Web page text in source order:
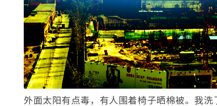
外面太阳有点毒，有人围着椅子晒棉被。我